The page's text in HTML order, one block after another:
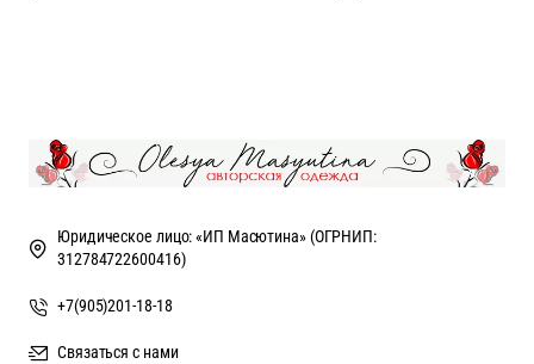
Юридическое лицо: «ИП Масютина» (ОГРНИП:
312784722600416)
+7(905)201-18-18
Связаться с нами